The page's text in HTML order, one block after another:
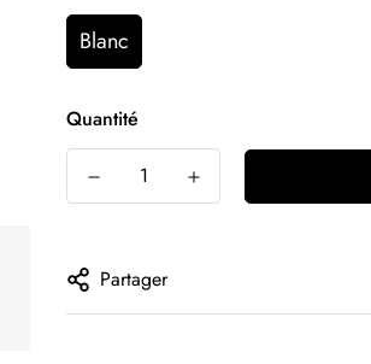
Blanc
Quantité
Partager